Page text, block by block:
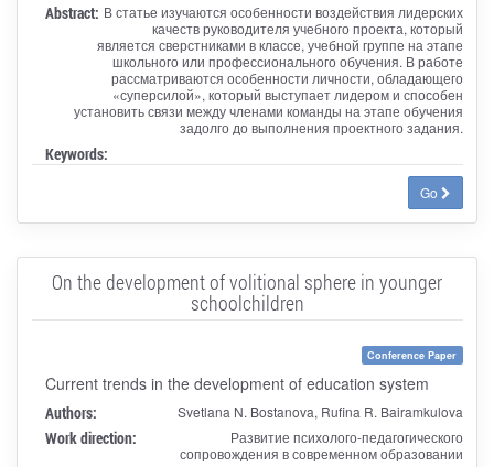
Abstract: В статье изучаются особенности воздействия лидерских
качеств руководителя учебного проекта, который
является сверстниками в классе, учебной группе на этапе
школьного или профессионального обучения. В работе
рассматриваются особенности личности, обладающего
«суперсилой», который выступает лидером и способен
установить связи между членами команды на этапе обучения
задолго до выполнения проектного задания.
Keywords:
Go
On the development of volitional sphere in younger
schoolchildren
Conference Paper
Current trends in the development of education system
Authors: Svetlana N. Bostanova, Rufina R. Bairamkulova
Work direction:
Развитие психолого-педагогического
сопровождения в современном образовании